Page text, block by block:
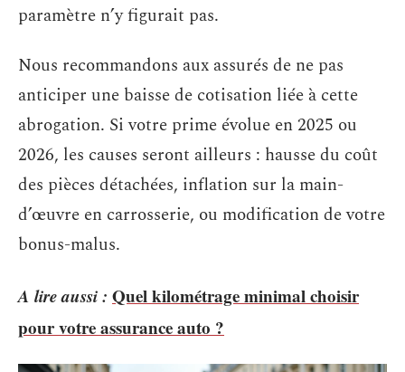
paramètre n’y figurait pas.
Nous recommandons aux assurés de ne pas
anticiper une baisse de cotisation liée à cette
abrogation. Si votre prime évolue en 2025 ou
2026, les causes seront ailleurs : hausse du coût
des pièces détachées, inflation sur la main-
d’œuvre en carrosserie, ou modification de votre
bonus-malus.
A lire aussi : Quel kilométrage minimal choisir
pour votre assurance auto ?